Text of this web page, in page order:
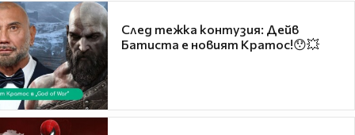
След тежка контузия: Дейв
Батиста е новият Кратос!😯💥